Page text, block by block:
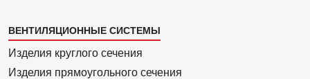
Каталог
4
ВЕНТИЛЯЦИОННЫЕ СИСТЕМЫ
Изделия круглого сечения
Изделия прямоуголь­ного сечения